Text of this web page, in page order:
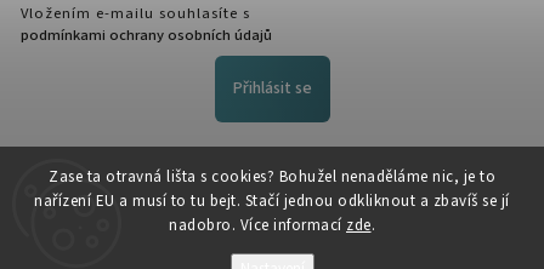
Zase ta otravná lišta s cookies? Bohužel nenaděláme nic, je to
nařízení EU a musí to tu bejt. Stačí jednou odkliknout a zbavíš se jí
nadobro. Více informací zde.
Vložením e-mailu souhlasíte s
podmínkami ochrany osobních údajů
Přihlásit se
FACEBOOK